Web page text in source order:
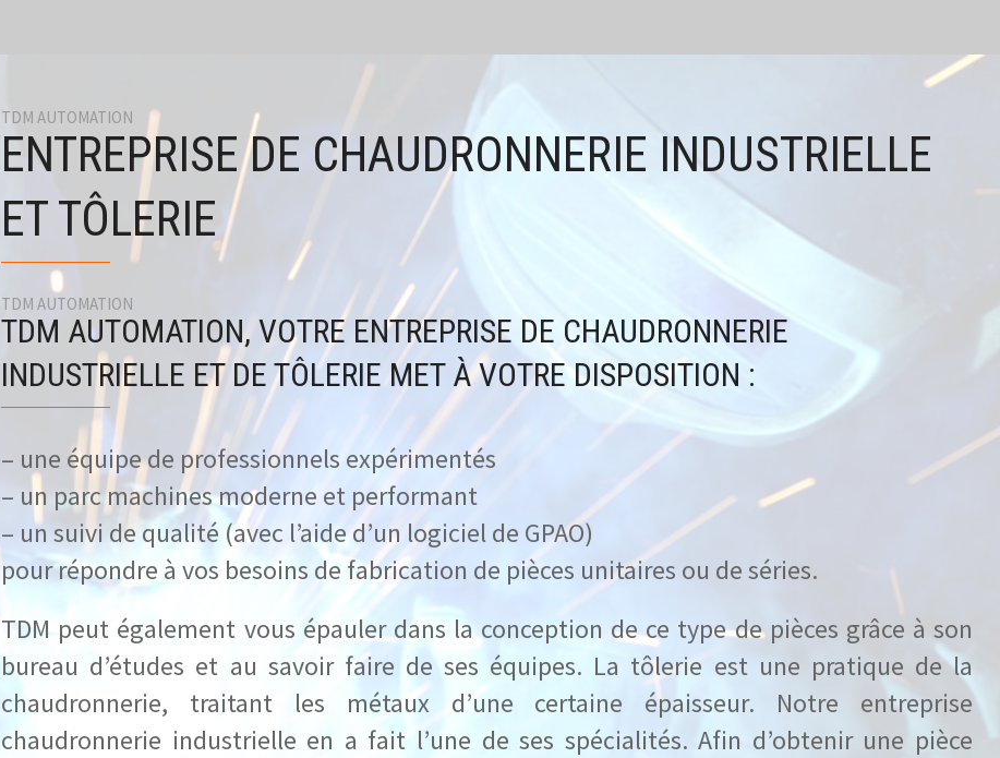
TDM AUTOMATION
ENTREPRISE DE CHAUDRONNERIE INDUSTRIELLE
ET TÔLERIE
TDM AUTOMATION
TDM AUTOMATION, VOTRE ENTREPRISE DE CHAUDRONNERIE
INDUSTRIELLE ET DE TÔLERIE MET À VOTRE DISPOSITION :
– une équipe de professionnels expérimentés
– un parc machines moderne et performant
– un suivi de qualité (avec l’aide d’un logiciel de GPAO)
pour répondre à vos besoins de fabrication de pièces unitaires ou de séries.
TDM peut également vous épauler dans la conception de ce type de pièces grâce à son
bureau d’études et au savoir faire de ses équipes. La tôlerie est une pratique de la
chaudronnerie, traitant les métaux d’une certaine épaisseur. Notre entreprise
chaudronnerie industrielle en a fait l’une de ses spécialités. Afin d’obtenir une pièce